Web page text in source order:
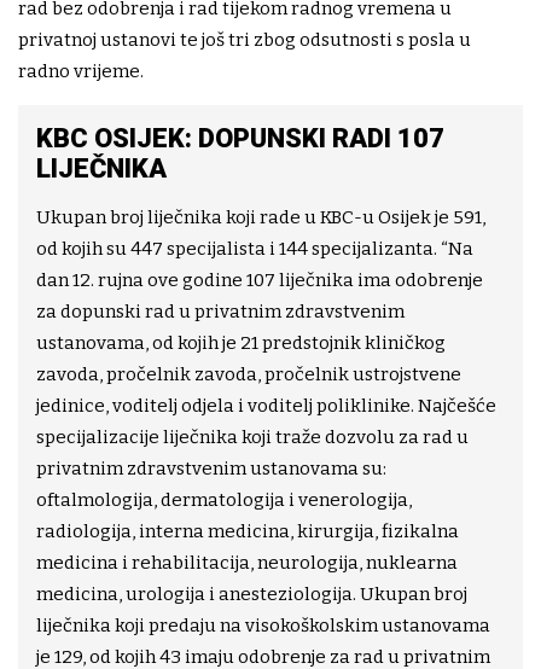
rad bez odobrenja i rad tijekom radnog vremena u
privatnoj ustanovi te još tri zbog odsutnosti s posla u
radno vrijeme.
KBC OSIJEK: DOPUNSKI RADI 107
LIJEČNIKA
Ukupan broj liječnika koji rade u KBC-u Osijek je 591,
od kojih su 447 specijalista i 144 specijalizanta. “Na
dan 12. rujna ove godine 107 liječnika ima odobrenje
za dopunski rad u privatnim zdravstvenim
ustanovama, od kojih je 21 predstojnik kliničkog
zavoda, pročelnik zavoda, pročelnik ustrojstvene
jedinice, voditelj odjela i voditelj poliklinike. Najčešće
specijalizacije liječnika koji traže dozvolu za rad u
privatnim zdravstvenim ustanovama su:
oftalmologija, dermatologija i venerologija,
radiologija, interna medicina, kirurgija, fizikalna
medicina i rehabilitacija, neurologija, nuklearna
medicina, urologija i anesteziologija. Ukupan broj
liječnika koji predaju na visokoškolskim ustanovama
je 129, od kojih 43 imaju odobrenje za rad u privatnim